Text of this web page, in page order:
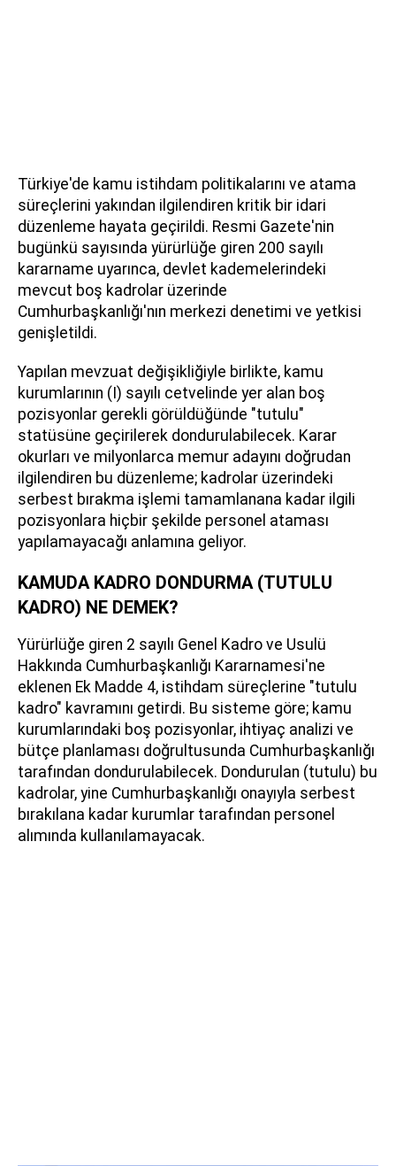
Türkiye'de kamu istihdam politikalarını ve atama
süreçlerini yakından ilgilendiren kritik bir idari
düzenleme hayata geçirildi. Resmi Gazete'nin
bugünkü sayısında yürürlüğe giren 200 sayılı
kararname uyarınca, devlet kademelerindeki
mevcut boş kadrolar üzerinde
Cumhurbaşkanlığı'nın merkezi denetimi ve yetkisi
genişletildi.
Yapılan mevzuat değişikliğiyle birlikte, kamu
kurumlarının (I) sayılı cetvelinde yer alan boş
pozisyonlar gerekli görüldüğünde "tutulu"
statüsüne geçirilerek dondurulabilecek. Karar
okurları ve milyonlarca memur adayını doğrudan
ilgilendiren bu düzenleme; kadrolar üzerindeki
serbest bırakma işlemi tamamlanana kadar ilgili
pozisyonlara hiçbir şekilde personel ataması
yapılamayacağı anlamına geliyor.
KAMUDA KADRO DONDURMA (TUTULU
KADRO) NE DEMEK?
Yürürlüğe giren 2 sayılı Genel Kadro ve Usulü
Hakkında Cumhurbaşkanlığı Kararnamesi'ne
eklenen Ek Madde 4, istihdam süreçlerine "tutulu
kadro" kavramını getirdi. Bu sisteme göre; kamu
kurumlarındaki boş pozisyonlar, ihtiyaç analizi ve
bütçe planlaması doğrultusunda Cumhurbaşkanlığı
tarafından dondurulabilecek. Dondurulan (tutulu) bu
kadrolar, yine Cumhurbaşkanlığı onayıyla serbest
bırakılana kadar kurumlar tarafından personel
alımında kullanılamayacak.